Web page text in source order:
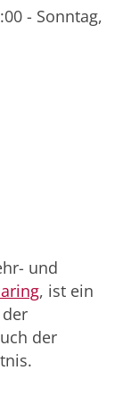
- Sonntag,
und
, ist ein
der